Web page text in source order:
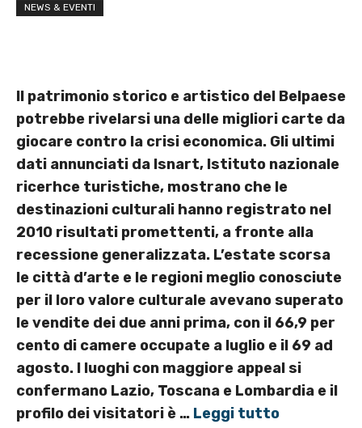
NEWS & EVENTI
Il patrimonio storico e artistico del Belpaese
potrebbe rivelarsi una delle migliori carte da
giocare contro la crisi economica. Gli ultimi
dati annunciati da Isnart, Istituto nazionale
ricerhce turistiche, mostrano che le
destinazioni culturali hanno registrato nel
2010 risultati promettenti, a fronte alla
recessione generalizzata. L’estate scorsa
le città d’arte e le regioni meglio conosciute
per il loro valore culturale avevano superato
le vendite dei due anni prima, con il 66,9 per
cento di camere occupate a luglio e il 69 ad
agosto. I luoghi con maggiore appeal si
confermano Lazio, Toscana e Lombardia e il
profilo dei visitatori è … Leggi tutto